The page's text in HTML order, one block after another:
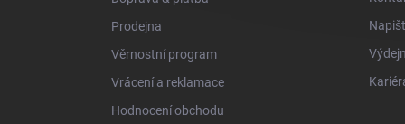
Prodejna
Věrnostní program
Vrácení a reklamace
Hodnocení obchodu